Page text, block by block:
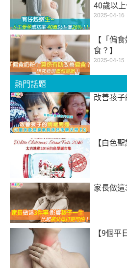
40歲以上
2025-04-16
【「偏
食？】
2025-04-15
熱門話題
改善孩
【白色
家長做這
【9個平